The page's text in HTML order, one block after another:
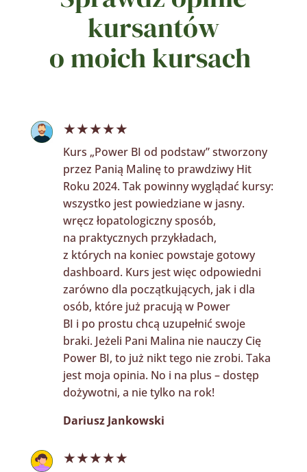
kursantów
o moich kursach
★★★★★
Kurs „Power BI od podstaw” stworzony
przez Panią Malinę to prawdziwy Hit
Roku 2024. Tak powinny wyglądać kursy:
wszystko jest powiedziane w jasny.
wręcz łopatologiczny sposób,
na praktycznych przykładach,
z których na koniec powstaje gotowy
dashboard. Kurs jest więc odpowiedni
zarówno dla początkujących, jak i dla
osób, które już pracują w Power
BI i po prostu chcą uzupełnić swoje
braki. Jeżeli Pani Malina nie nauczy Cię
Power BI, to już nikt tego nie zrobi. Taka
jest moja opinia. No i na plus – dostęp
dożywotni, a nie tylko na rok!
Dariusz Jankowski
★★★★★